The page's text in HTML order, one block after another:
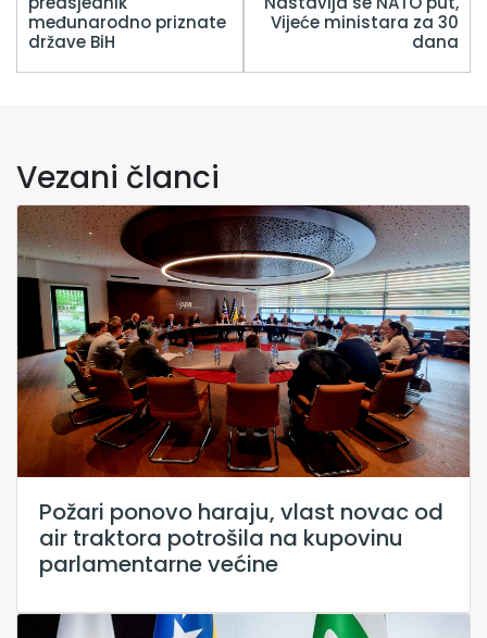
međunarodno priznate
države BiH
Vijeće ministara za 30
dana
Vezani članci
Požari ponovo haraju, vlast novac od
air traktora potrošila na kupovinu
parlamentarne većine